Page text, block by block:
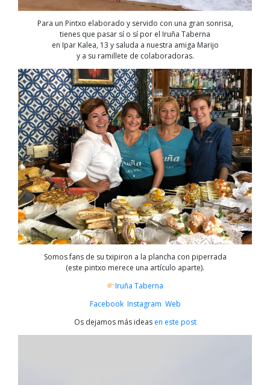
Para un Pintxo elaborado y servido con una gran sonrisa,
tienes que pasar sí o sí por el Iruña Taberna
en Ipar Kalea, 13 y saluda a nuestra amiga Marijo
y a su ramillete de colaboradoras.
Somos fans de su txipiron a la plancha con piperrada
(este pintxo merece una artículo aparte).
Iruña Taberna
Facebook Instagram Web
Os dejamos más ideas en este post